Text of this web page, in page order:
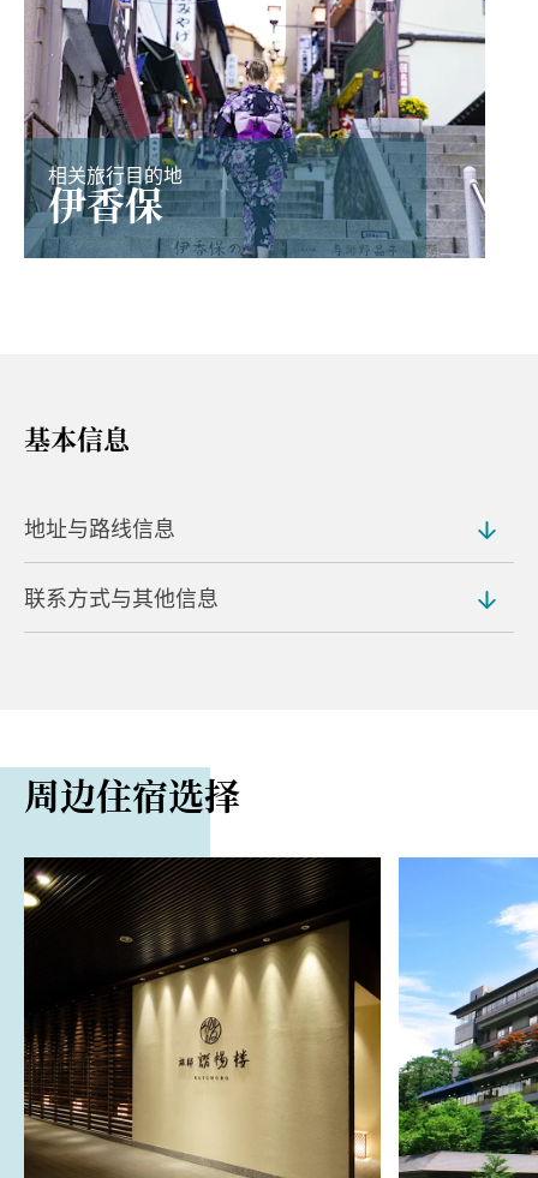
相关旅行目的地
伊香保
基本信息
地址与路线信息
地址
联系方式与其他信息
周边住宿选择